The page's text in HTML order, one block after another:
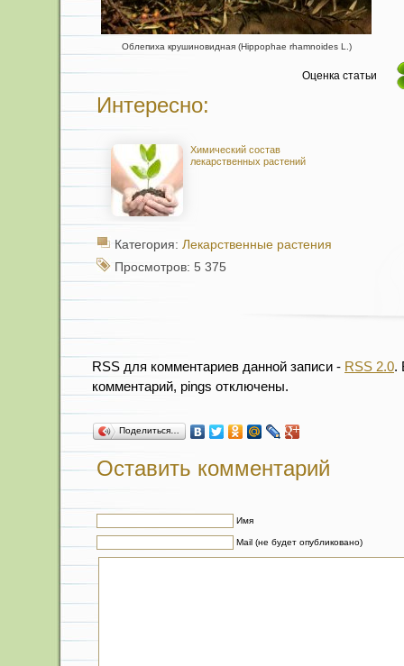
Облепиха крушиновидная (Hippophae rhamnoides L.)
Оценка статьи
Интересно:
Химический состав
лекарственных растений
Категория: Лекарственные растения
Просмотров: 5 375
RSS для комментариев данной записи - RSS 2.0.
комментарий, pings отключены.
Поделиться…
Оставить комментарий
Имя
Mail (не будет опубликовано)